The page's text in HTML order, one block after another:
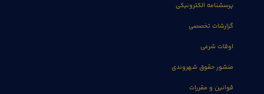
پرسشنامه الکترونیکی
گزارشات تخصصی
اوقات شرعی
منشور حقوق شهروندی
قوانین و مقررات